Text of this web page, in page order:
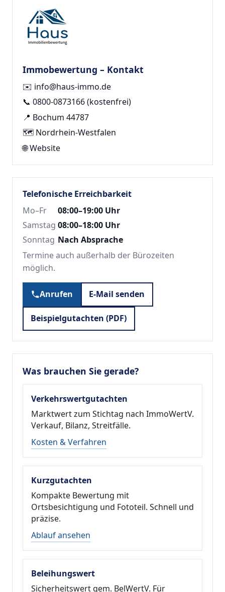
Immobewertung – Kontakt
✉️ info@haus-immo.de
📞 0800-0873166(kostenfrei)
📍 Bochum 44787
🗺️ Nordrhein-Westfalen
🌐Website
Telefonische Erreichbarkeit
Mo–Fr
08:00–19:00 Uhr
Samstag 08:00–18:00 Uhr
Sonntag Nach Absprache
Termine auch außerhalb der Bürozeiten
möglich.
Anrufen E-Mail senden
Beispielgutachten (PDF)
Was brauchen Sie gerade?
Verkehrswertgutachten
Marktwert zum Stichtag nach ImmoWertV.
Verkauf, Bilanz, Streitfälle.
Kosten & Verfahren
Kurzgutachten
Kompakte Bewertung mit
Ortsbesichtigung und Fototeil. Schnell und
präzise.
Ablauf ansehen
Beleihungswert
Sicherheitswert gem. BelWertV. Für